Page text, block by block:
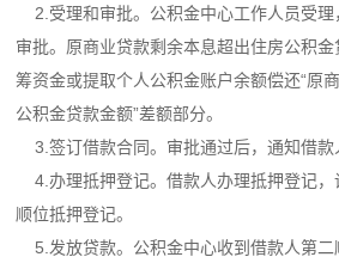
2.受理和审批。公积金中心工作人员受理
审批。原商业贷款剩余本息超出住房公积
筹资金或提取个人公积金账户余额偿还“原
公积金贷款金额”差额部分。
3.签订借款合同。审批通过后，通知借款
4.办理抵押登记。借款人办理抵押登记，
顺位抵押登记。
5.发放贷款。公积金中心收到借款人第二